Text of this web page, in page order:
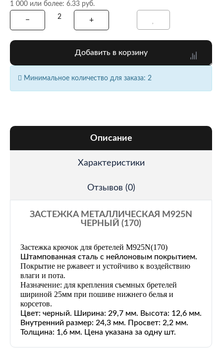
1 000 или более: 6.33 руб.
Добавить в корзину
Минимальное количество для заказа: 2
Описание
Характеристики
Отзывов (0)
ЗАСТЕЖКА МЕТАЛЛИЧЕСКАЯ M925N
ЧЕРНЫЙ (170)
Застежка крючок для бретелей M925N(170)
Штампованная сталь с нейлоновым покрытием.
Покрытие не ржавеет и устойчиво к воздействию
влаги и пота.
Назначение: для крепления съемных бретелей
шириной 25мм при пошиве нижнего белья и
корсетов.
Цвет: черный. Ширина: 29,7 мм. Высота: 12,6 мм.
Внутренний размер: 24,3 мм. Просвет: 2,2 мм.
Толщина: 1,6 мм. Цена указана за одну шт.